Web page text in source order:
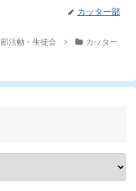
カッター部
部活動・生徒会
カッター